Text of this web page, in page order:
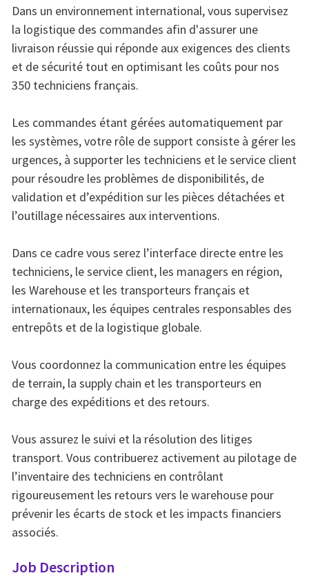
Dans un environnement international, vous supervisez
la logistique des commandes afin d'assurer une
livraison réussie qui réponde aux exigences des clients
et de sécurité tout en optimisant les coûts pour nos
350 techniciens français.
Les commandes étant gérées automatiquement par
les systèmes, votre rôle de support consiste à gérer les
urgences, à supporter les techniciens et le service client
pour résoudre les problèmes de disponibilités, de
validation et d’expédition sur les pièces détachées et
l’outillage nécessaires aux interventions.
Dans ce cadre vous serez l’interface directe entre les
techniciens, le service client, les managers en région,
les Warehouse et les transporteurs français et
internationaux, les équipes centrales responsables des
entrepôts et de la logistique globale.
Vous coordonnez la communication entre les équipes
de terrain, la supply chain et les transporteurs en
charge des expéditions et des retours.
Vous assurez le suivi et la résolution des litiges
transport. Vous contribuerez activement au pilotage de
l’inventaire des techniciens en contrôlant
rigoureusement les retours vers le warehouse pour
prévenir les écarts de stock et les impacts financiers
associés.
Job Description